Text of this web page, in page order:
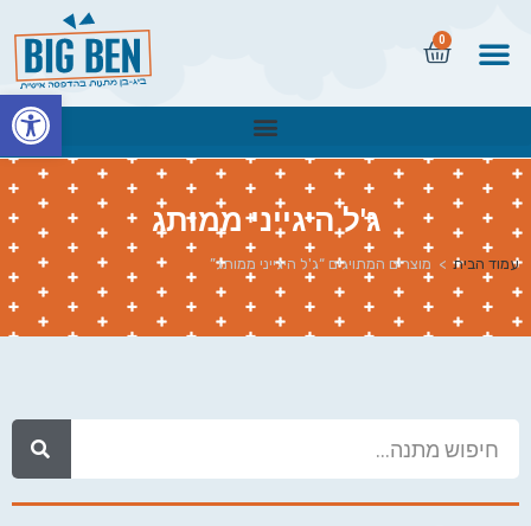
0
ג'ל היגייני ממותג
עמוד הבית > מוצרים המתויגים “ג'ל היגייני ממותג”